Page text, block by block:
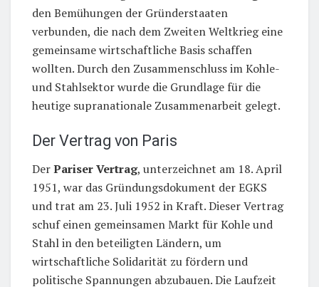
den Bemühungen der Gründerstaaten
verbunden, die nach dem Zweiten Weltkrieg eine
gemeinsame wirtschaftliche Basis schaffen
wollten. Durch den Zusammenschluss im Kohle-
und Stahlsektor wurde die Grundlage für die
heutige supranationale Zusammenarbeit gelegt.
Der Vertrag von Paris
DerPariser Vertrag, unterzeichnet am 18. April
1951, war das Gründungsdokument der EGKS
und trat am 23. Juli 1952 in Kraft. Dieser Vertrag
schuf einen gemeinsamen Markt für Kohle und
Stahl in den beteiligten Ländern, um
wirtschaftliche Solidarität zu fördern und
politische Spannungen abzubauen. Die Laufzeit